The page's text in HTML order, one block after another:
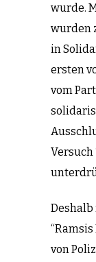
wurde.
wurden
in
ersten
vom
Versuch
von